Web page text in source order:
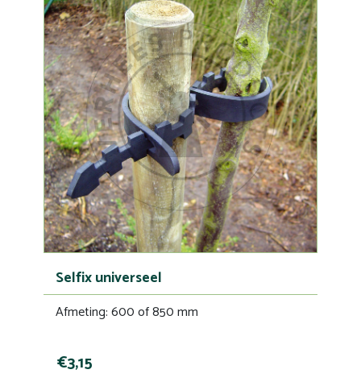
Selfix universeel
Afmeting: 600 of 850 mm
€3,15